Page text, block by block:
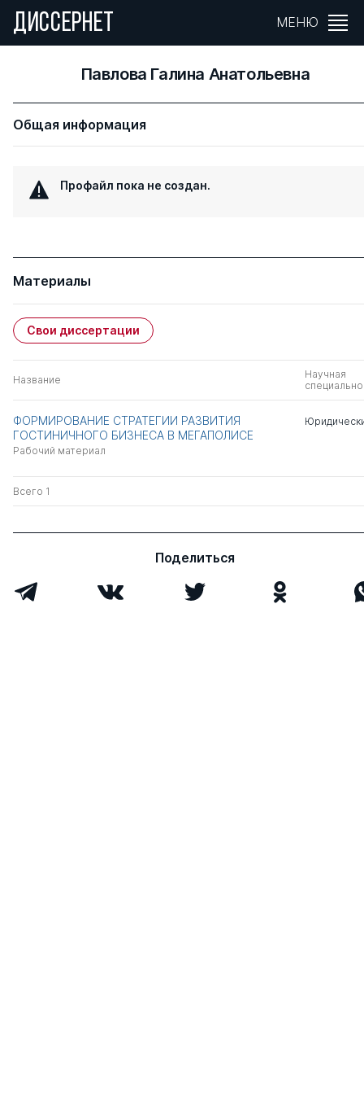
ДИССЕРНЕТ МЕНЮ
Павлова Галина Анатольевна
Общая информация
Профайл пока не создан.
Материалы
Свои диссертации
Название
Научная
ФОРМИРОВАНИЕ СТРАТЕГИИ РАЗВИТИЯ
ГОСТИНИЧНОГО БИЗНЕСА В МЕГАПОЛИСЕ
Рабочий материал
Всего 1
Поделиться